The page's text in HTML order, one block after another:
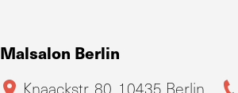
Malsalon Berlin
Knaackstr. 80, 10435 Berlin